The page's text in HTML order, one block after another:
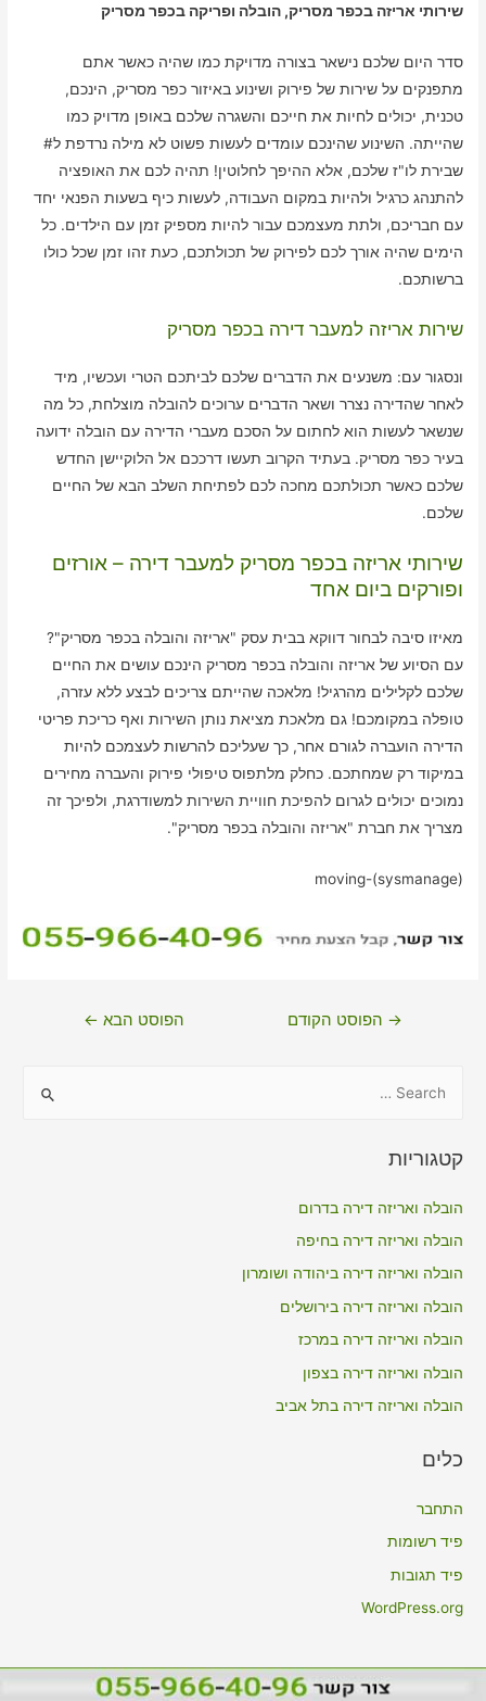
שירותי אריזה בכפר מסריק, הובלה ופריקה בכפר מסריק
סדר היום שלכם נישאר בצורה מדויקת כמו שהיה כאשר אתם
מתפנקים על שירות של פירוק ושינוע באיזור כפר מסריק, הינכם,
טכנית, יכולים לחיות את חייכם והשגרה שלכם באופן מדויק כמו
שהייתה. השינוע שהינכם עומדים לעשות פשוט לא מילה נרדפת ל#
שבירת לו"ז שלכם, אלא ההיפך לחלוטין! תהיה לכם את האופציה
להתנהג כרגיל ולהיות במקום העבודה, לעשות כיף בשעות הפנאי יחד
עם חבריכם, ולתת מעצמכם עבור להיות מספיק זמן עם הילדים. כל
הימים שהיה אורך לכם לפירוק של תכולתכם, כעת זהו זמן שכל כולו
ברשותכם.
שירות אריזה למעבר דירה בכפר מסריק
ונסגור עם: משנעים את הדברים שלכם לביתכם הטרי ועכשיו, מיד
לאחר שהדירה נצרר ושאר הדברים ערוכים להובלה מוצלחת, כל מה
שנשאר לעשות הוא לחתום על הסכם מעברי הדירה עם הובלה ידועה
בעיר כפר מסריק. בעתיד הקרוב תעשו דרככם אל הלוקיישן החדש
שלכם כאשר תכולתכם מחכה לכם לפתיחת השלב הבא של החיים
שלכם.
שירותי אריזה בכפר מסריק למעבר דירה – אורזים
ופורקים ביום אחד
מאיזו סיבה לבחור דווקא בבית עסק "אריזה והובלה בכפר מסריק"?
עם הסיוע של אריזה והובלה בכפר מסריק הינכם עושים את החיים
שלכם לקלילים מהרגיל! מלאכה שהייתם צריכים לבצע ללא עזרה,
טופלה במקומכם! גם מלאכת מציאת נותן השירות ואף כריכת פריטי
הדירה הועברה לגורם אחר, כך שעליכם להרשות לעצמכם להיות
במיקוד רק שמחתכם. כחלק מלתפוס טיפולי פירוק והעברה מחירים
נמוכים יכולים לגרום להפיכת חוויית השירות למשודרגת, ולפיכך זה
מצריך את חברת "אריזה והובלה בכפר מסריק".
moving-(sysmanage)
ניווט→ הפוסט הקודם הפוסט הבא ←
r
o
r
:
קטגוריות
הובלה ואריזה דירה בדרום
הובלה ואריזה דירה בחיפה
הובלה ואריזה דירה ביהודה ושומרון
הובלה ואריזה דירה בירושלים
הובלה ואריזה דירה במרכז
הובלה ואריזה דירה בצפון
הובלה ואריזה דירה בתל אביב
כלים
התחבר
פיד רשומות
פיד תגובות
WordPress.org